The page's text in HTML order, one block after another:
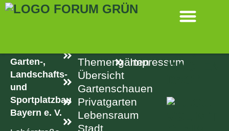
SPRINGEN
Garten-,
Landschafts-
und
Sportplatzbau
Bayern e. V.
Themengärten
Übersicht
Gartenschauen
Privatgarten
Lebensraum
Stadt
Impressum